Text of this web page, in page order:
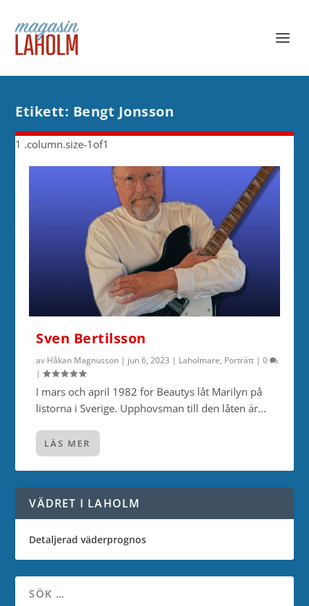
Etikett: Bengt Jonsson
Sven Bertilsson
av Håkan Magnusson | jun 6, 2023 | Laholmare, Porträtt |0
|
I mars och april 1982 for Beautys låt Marilyn på
listorna i Sverige. Upphovsman till den låten är...
LÄS MER
VÄDRET I LAHOLM
Detaljerad väderprognos